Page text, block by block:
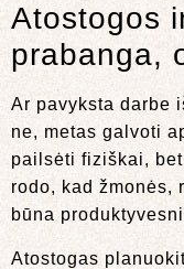
Atostogos
prabanga,
Ar pavyksta darbe
ne, metas galvoti
pailsėti fiziškai,
rodo, kad žmonės,
būna
Atostogas